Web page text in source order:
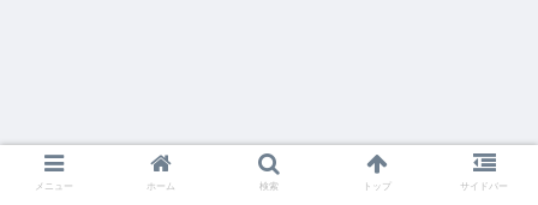
メニュー ホーム 検索 トップ サイドバー